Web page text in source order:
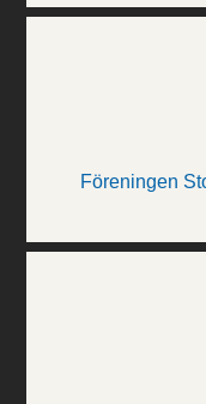
Föreningen